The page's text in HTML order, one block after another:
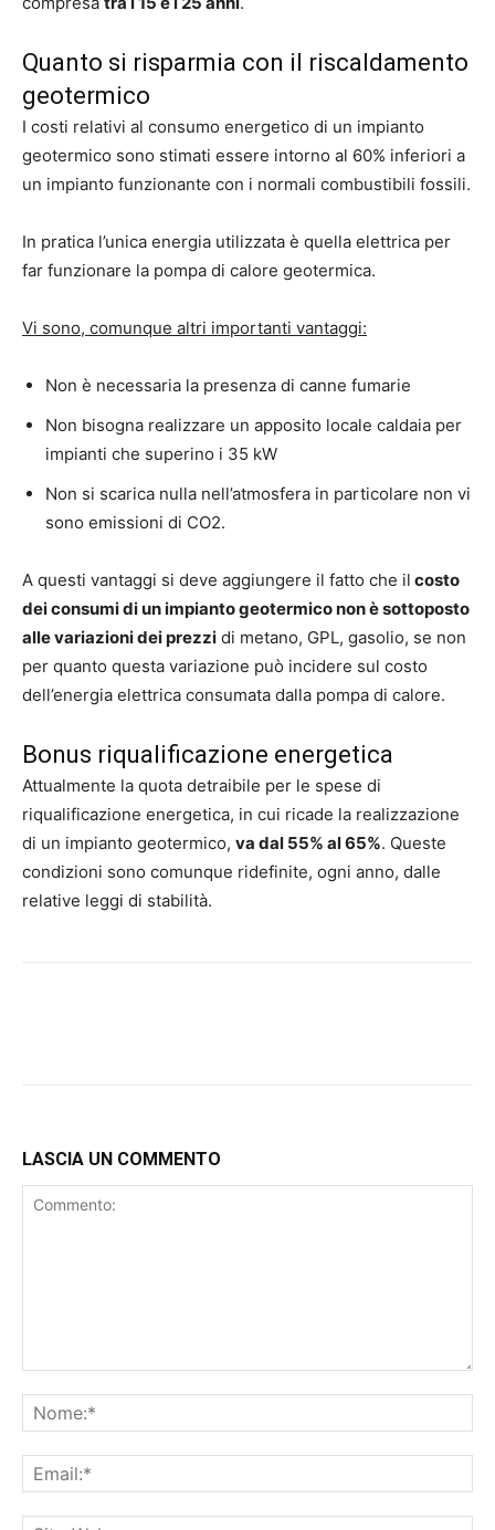
Quanto si risparmia con il riscaldamento
geotermico
I costi relativi al consumo energetico di un impianto
geotermico sono stimati essere intorno al 60% inferiori a
un impianto funzionante con i normali combustibili fossili.
In pratica l’unica energia utilizzata è quella elettrica per
far funzionare la pompa di calore geotermica.
Vi sono, comunque altri importanti vantaggi:
Non è necessaria la presenza di canne fumarie
Non bisogna realizzare un apposito locale caldaia per
impianti che superino i 35 kW
Non si scarica nulla nell’atmosfera in particolare non vi
sono emissioni di CO2.
A questi vantaggi si deve aggiungere il fatto che il costo
dei consumi di un impianto geotermico non è sottoposto
alle variazioni dei prezzi di metano, GPL, gasolio, se non
per quanto questa variazione può incidere sul costo
dell’energia elettrica consumata dalla pompa di calore.
Bonus riqualificazione energetica
Attualmente la quota detraibile per le spese di
riqualificazione energetica, in cui ricade la realizzazione
di un impianto geotermico, va dal 55% al 65%. Queste
condizioni sono comunque ridefinite, ogni anno, dalle
relative leggi di stabilità.
LASCIA UN COMMENTO